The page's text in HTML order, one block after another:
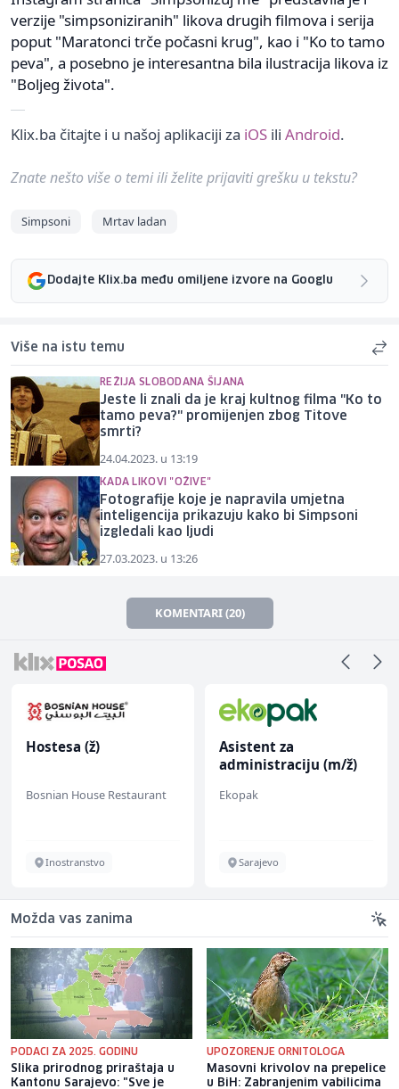
verzije "simpsoniziranih" likova drugih filmova i serija
poput "Maratonci trče počasni krug", kao i "Ko to tamo
peva", a posebno je interesantna bila ilustracija likova iz
"Boljeg života".
Klix.ba čitajte i u našoj aplikaciji za iOS ili Android.
Znate nešto više o temi ili želite prijaviti grešku u tekstu?
Simpsoni Mrtav ladan
Dodajte Klix.ba među omiljene izvore na Googlu
Više na istu temu
REŽIJA SLOBODANA ŠIJANA
Jeste li znali da je kraj kultnog filma "Ko to
tamo peva?" promijenjen zbog Titove
smrti?
24.04.2023. u 13:19
KADA LIKOVI "OŽIVE"
Fotografije koje je napravila umjetna
inteligencija prikazuju kako bi Simpsoni
izgledali kao ljudi
27.03.2023. u 13:26
KOMENTARI (20)
Hostesa (ž)
Bosnian House Restaurant
Inostranstvo
Asistent za
administraciju (m/ž)
Ekopak
Sarajevo
Možda vas zanima
PODACI ZA 2025. GODINU
Slika prirodnog priraštaja u
Kantonu Sarajevo: "Sve je
UPOZORENJE ORNITOLOGA
Masovni krivolov na prepelice
u BiH: Zabranjenim vabilicima